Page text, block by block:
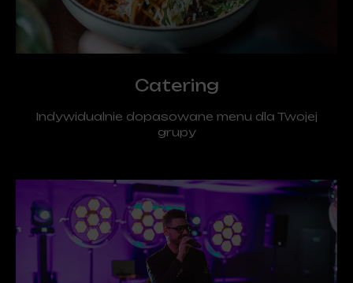
Catering
Indywidualnie dopasowane menu dla Twojej
grupy